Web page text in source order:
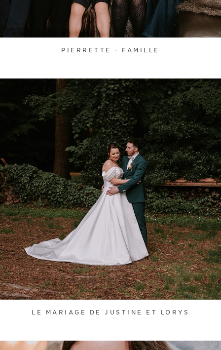
PIERRETTE - FAMILLE
LE MARIAGE DE JUSTINE ET LORYS